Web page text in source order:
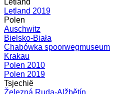
Letland
Letland 2019
Polen
Auschwitz
Bielsko-Biała
Chabówka spoorwegmuseum
Krakau
Polen 2010
Polen 2019
Tsjechië
Železná Ruda-Alžbětín